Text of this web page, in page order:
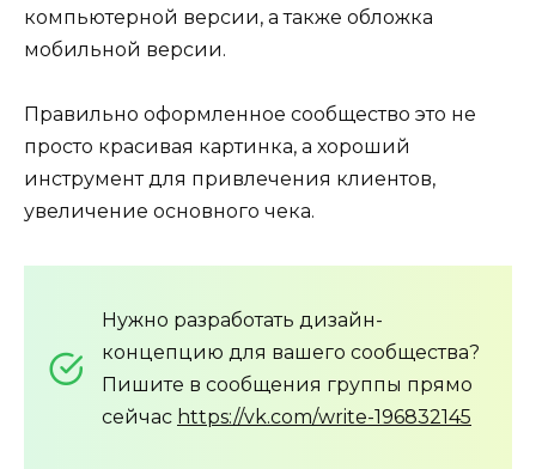
компьютерной версии, а также обложка
мобильной версии.
Правильно оформленное сообщество это не
просто красивая картинка, а хороший
инструмент для привлечения клиентов,
увеличение основного чека.
Нужно разработать дизайн-
концепцию для вашего сообщества?
Пишите в сообщения группы прямо
сейчас https://vk.com/write-196832145